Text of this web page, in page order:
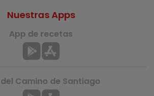
Nuestras Apps
App de recetas
Camino de Santiago